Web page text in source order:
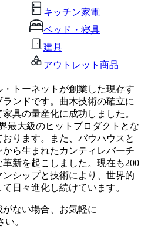
キッチン家電
ベッド・寝具
建具
アウトレット商品
・トーネットが創業した現存す
ンドです。曲木技術の確立に
具の量産化に成功しました。
最大級のヒットプロダクトとな
ります。また、バウハウスと
ら生まれたカンティレバーチ
新を起こしました。現在も200
シップと技術により、世界的
日々進化し続けています。
ない場合、お気軽に
い。